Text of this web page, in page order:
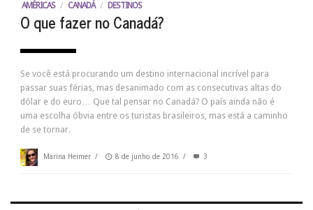
AMÉRICAS / CANADÁ / DESTINOS
O que fazer no Canadá?
Se você está procurando um destino internacional incrível para
passar suas férias, mas desanimado com as consecutivas altas do
dólar e do euro… Que tal pensar no Canadá? O país ainda não é
uma escolha óbvia entre os turistas brasileiros, mas está a caminho
de se tornar.
Marina Heimer / 8 de junho de 2016 / 3